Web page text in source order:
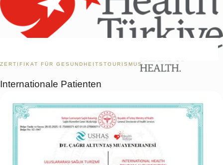
ZERTIFIKAT FÜR GESUNDHEITSTOURISMUS
Internationale Patienten